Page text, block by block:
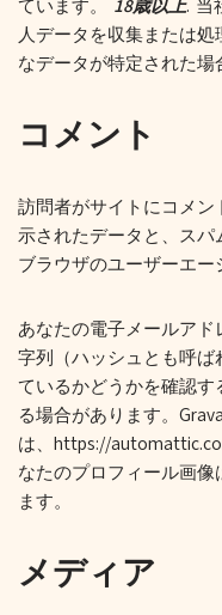
ています。 18歳以上. 当
人データを収集または
なデータが特定された
コメント
訪問者がサイトにコメ
示されたデータと、スパ
ブラウザのユーザーエー
あなたの電子メールア
字列（ハッシュとも呼
ているかどうかを確認
る場合があります。
は、https://
なたのプロフィール画
ます。
メディア